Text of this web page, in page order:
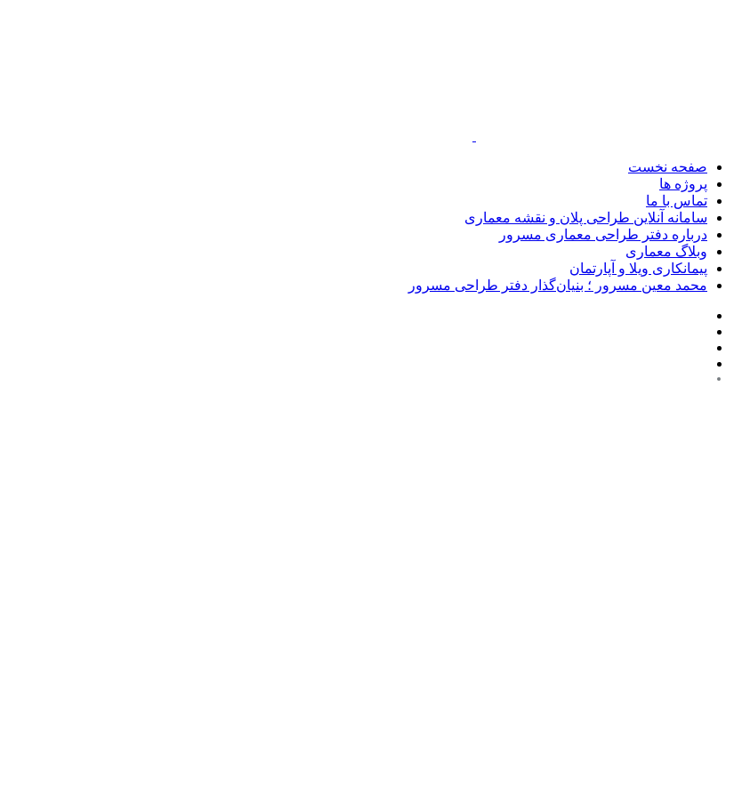
صفحه نخست
پروژه ها
تماس با ما
سامانه آنلاین طراحی پلان و نقشه معماری
درباره دفتر طراحی معماری مسرور
وبلاگ معماری
پیمانکاری ویلا و آپارتمان
محمد معین مسرور ؛ بنیان‌گذار دفتر طراحی مسرور